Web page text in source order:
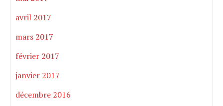
avril 2017
mars 2017
février 2017
janvier 2017
décembre 2016